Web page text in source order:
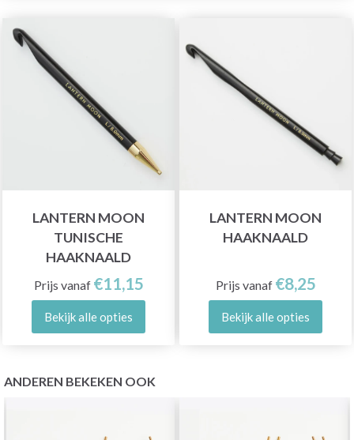
LANTERN MOON
TUNISCHE
HAAKNAALD
Prijs vanaf €11,15
Bekijk alle opties
LANTERN MOON
HAAKNAALD
Prijs vanaf €8,25
Bekijk alle opties
ANDEREN BEKEKEN OOK